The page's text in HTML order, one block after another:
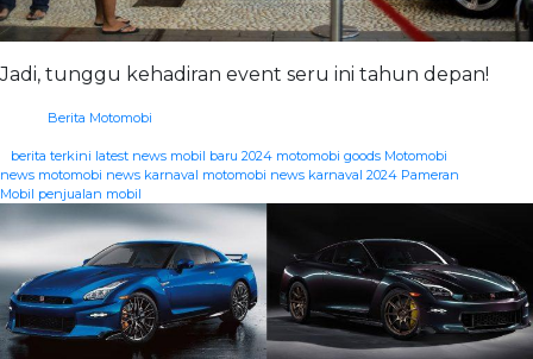
Jadi, tunggu kehadiran event seru ini tahun depan!
Berita Motomobi
berita terkini latest news mobil baru 2024 motomobi goods Motomobi
news motomobi news karnaval motomobi news karnaval 2024 Pameran
Mobil penjualan mobil